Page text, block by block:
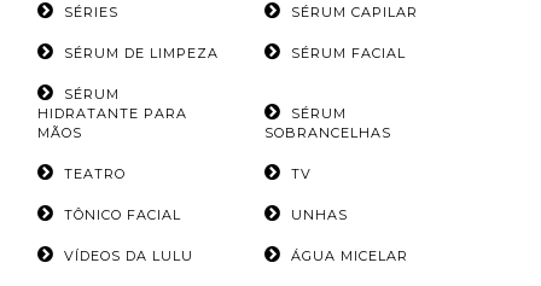
SÉRIES SÉRUM CAPILAR
SÉRUM DE LIMPEZA SÉRUM FACIAL
SÉRUM
HIDRATANTE PARA
MÃOS
SÉRUM
SOBRANCELHAS
TEATRO TV
TÔNICO FACIAL UNHAS
VÍDEOS DA LULU ÁGUA MICELAR